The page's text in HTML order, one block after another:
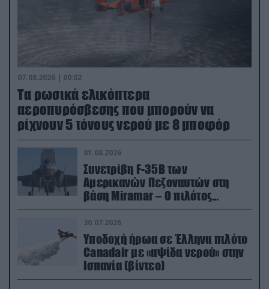
07.08.2026 | 00:02
Τα ρωσικά ελικόπτερα
αεροπυρόσβεσης που μπορούν να
ρίχνουν 5 τόνους νερού με 8 μποφόρ
01.08.2026
Συνετρίβη F-35B των
Αμερικανών Πεζοναυτών στη
βάση Miramar – Ο πιλότος
εκτινάχθηκε εγκαίρως
30.07.2026
Υποδοχή ήρωα σε Έλληνα πιλότο
Canadair με «αψίδα νερού» στην
Ισπανία (βίντεο)